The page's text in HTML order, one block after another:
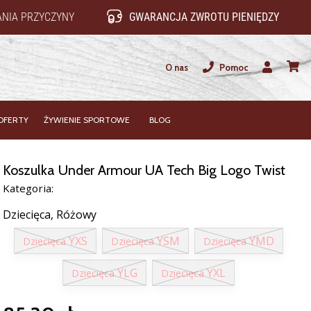
PRZYCZYNY GWARANCJA ZWROTU PIENIĘDZY
O nas
Pomoc
Użytkownik
ŻYWIENIE SPORTOWE BLOG
Koszulka Under Armour UA Tech Big Logo Twist
Kategoria:
Dziecięca, Różowy
Dziecięca YXS Dziecięca YSM Dziecięca YMD
Dziecięca YLG Dziecięca YXL